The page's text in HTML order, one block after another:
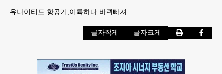
유나이티드 항공기,이륙하다 바퀴빠져
글자작게 글자크게